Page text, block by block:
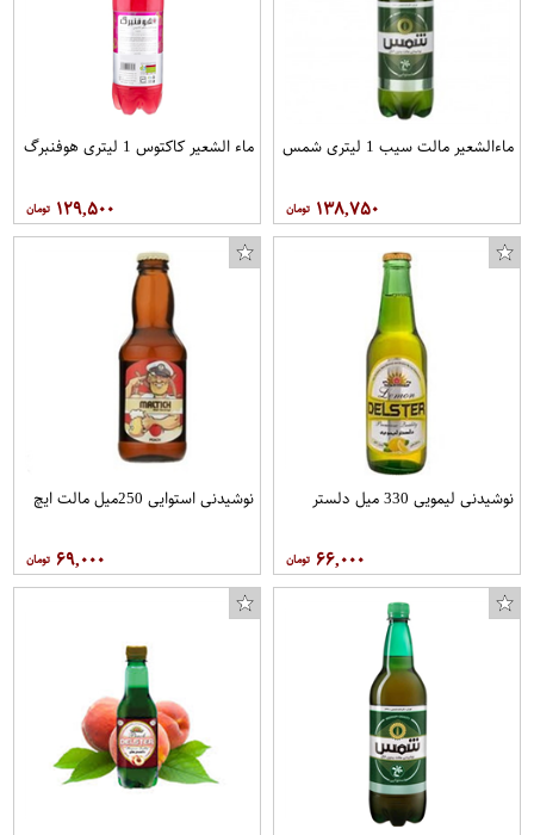
ماءالشعیر مالت سیب 1 لیتری شمس
۱۳۸,۷۵۰
ماء الشعیر کاکتوس 1 لیتری هوفنبرگ
۱۲۹,۵۰۰
نوشیدنی لیمویی 330 میل دلستر
۶۶,۰۰۰
نوشیدنی استوایی 250میل مالت ایچ
۶۹,۰۰۰